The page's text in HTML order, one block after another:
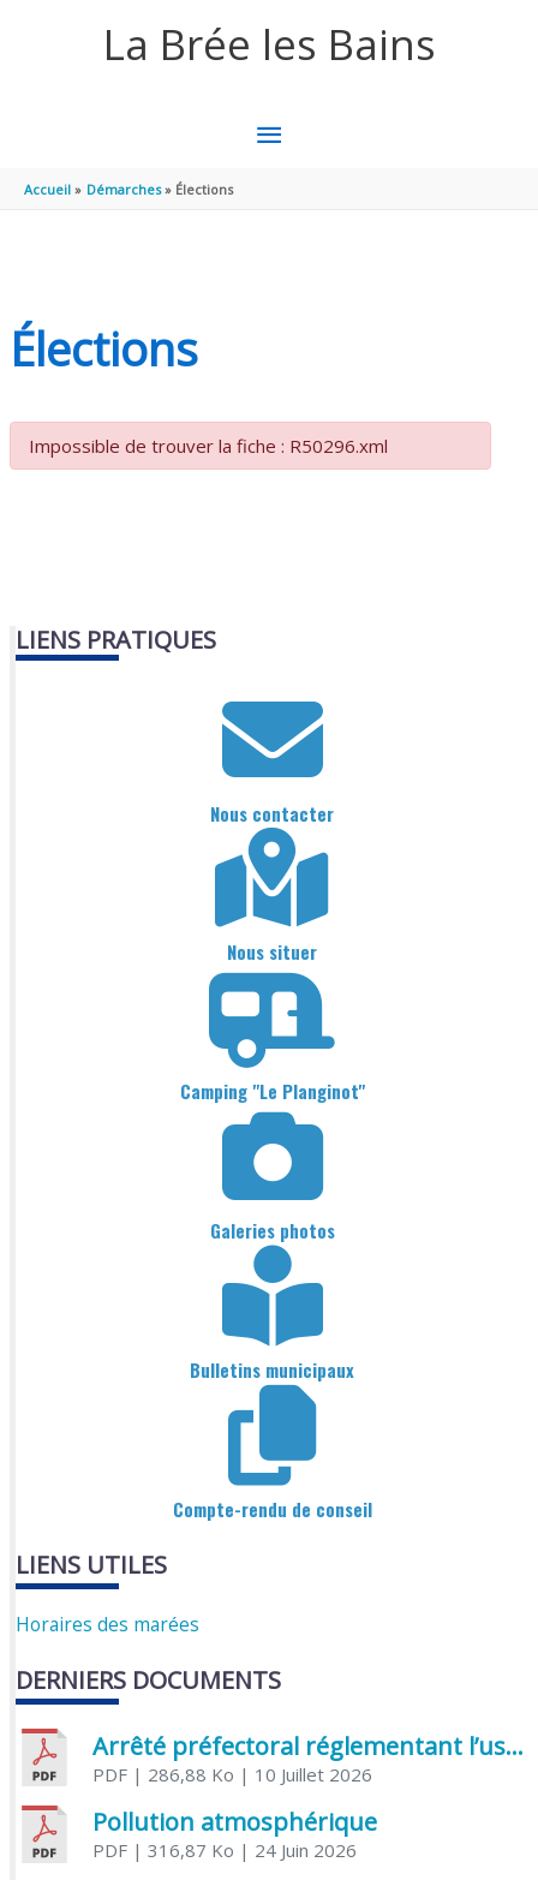
La Brée les Bains
MENU
Accueil Démarches Élections
Élections
Impossible de trouver la fiche : R50296.xml
LIENS PRATIQUES
Nous contacter
Nous situer
Camping "Le Planginot"
Galeries photos
Bulletins municipaux
Compte-rendu de conseil
LIENS UTILES
Horaires des marées
DERNIERS DOCUMENTS
Arrêté préfectoral réglementant l’usage de l’eau
PDF| 286,88 Ko | 10 Juillet 2026
Pollution atmosphérique
PDF| 316,87 Ko | 24 Juin 2026